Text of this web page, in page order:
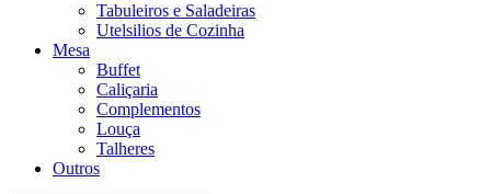
Tabuleiros e Saladeiras
Utelsilios de Cozinha
Mesa
Buffet
Caliçaria
Complementos
Louça
Talheres
Outros